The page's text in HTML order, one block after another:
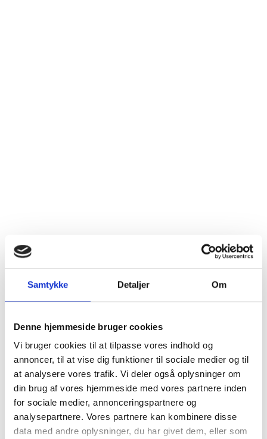
Samtykke Detaljer Om
Denne hjemmeside bruger cookies
Vi bruger cookies til at tilpasse vores indhold og
annoncer, til at vise dig funktioner til sociale medier og til
at analysere vores trafik. Vi deler også oplysninger om
din brug af vores hjemmeside med vores partnere inden
for sociale medier, annonceringspartnere og
analysepartnere. Vores partnere kan kombinere disse
data med andre oplysninger, du har givet dem, eller som
Orangeri til frugter,
grøntsager – og ren idyl
Mangler du et drivhus eller et orangeri til dine
frugter og grøntsager? Så kig ikke længere. Hos SH
Pavilloner tilbyder vi speciallavede orangerier, der
tilpasses dine ønsker.
Et orangeri adskiller sig fra et klassisk trædrivhus
ved at være isoleret. Det betyder, at prisen ligger
højere end på et traditionelt drivhus – men til